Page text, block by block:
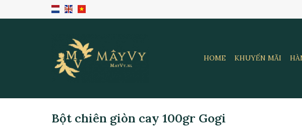
HOME KHUYẾN MÃI
Bột chiên giòn cay 100gr Gogi